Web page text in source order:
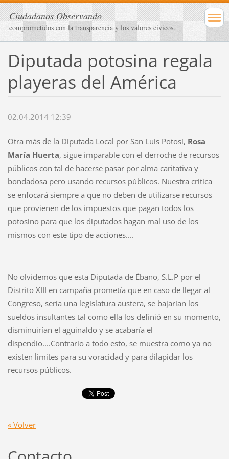
Ciudadanos Observando
comprometidos con la transparencia y los valores cívicos.
Diputada potosina regala
playeras del América
02.04.2014 12:39
Otra más de la Diputada Local por San Luis Potosí, Rosa
María Huerta, sigue imparable con el derroche de recursos
públicos con tal de hacerse pasar por alma caritativa y
bondadosa pero usando recursos públicos. Nuestra crítica
se enfocará siempre a que no deben de utilizarse recursos
que provienen de los impuestos que pagan todos los
potosino para que los diputados hagan mal uso de los
mismos con este tipo de acciones....
No olvidemos que esta Diputada de Ébano, S.L.P por el
Distrito XIII en campaña prometía que en caso de llegar al
Congreso, sería una legislatura austera, se bajarían los
sueldos insultantes tal como ella los definió en su momento,
disminuirían el aguinaldo y se acabaría el
dispendio....Contrario a todo esto, se muestra como ya no
existen limites para su voracidad y para dilapidar los
recursos públicos.
« Volver